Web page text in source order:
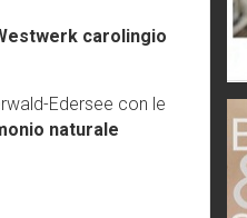
carolingio
Edersee con le
naturale